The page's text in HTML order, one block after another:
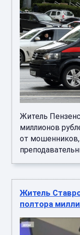
Житель
миллионов
от
Житель
полтора